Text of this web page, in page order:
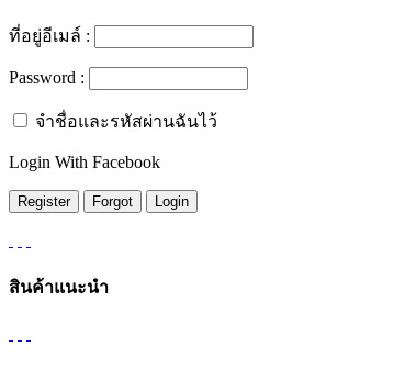
ที่อยู่อีเมล์ :
Password :
จำชื่อและรหัสผ่านฉันไว้
Login With Facebook
สินค้าแนะนำ